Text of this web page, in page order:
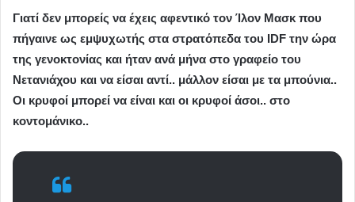
Γιατί δεν μπορείς να έχεις αφεντικό τον Ίλον Μασκ που
πήγαινε ως εμψυχωτής στα στρατόπεδα του ΙDF την ώρα
της γενοκτονίας και ήταν ανά μήνα στο γραφείο του
Νετανιάχου και να είσαι αντί.. μάλλον είσαι με τα μπούνια..
Οι κρυφοί μπορεί να είναι και οι κρυφοί άσοι.. στο
κοντομάνικο..